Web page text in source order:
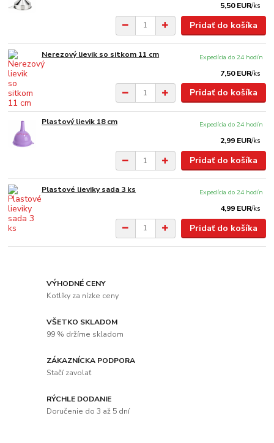
5,50 EUR/ks
Pridať do košíka
Nerezový lievik so sitkom 11 cm
7,50 EUR/ks
Expedícia do 24 hodín
Pridať do košíka
Plastový lievik 18 cm
2,99 EUR/ks
Expedícia do 24 hodín
Pridať do košíka
Plastové lieviky sada 3 ks
4,99 EUR/ks
Expedícia do 24 hodín
Pridať do košíka
VÝHODNÉ CENY
Kotlíky za nízke ceny
VŠETKO SKLADOM
99 % držíme skladom
ZÁKAZNÍCKA PODPORA
Stačí zavolať
RÝCHLE DODANIE
Doručenie do 3 až 5 dní